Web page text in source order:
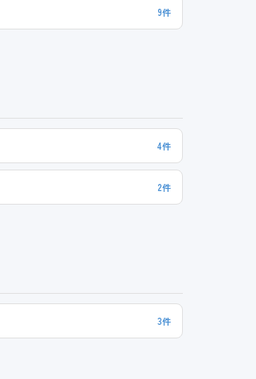
9件
4件
2件
3件